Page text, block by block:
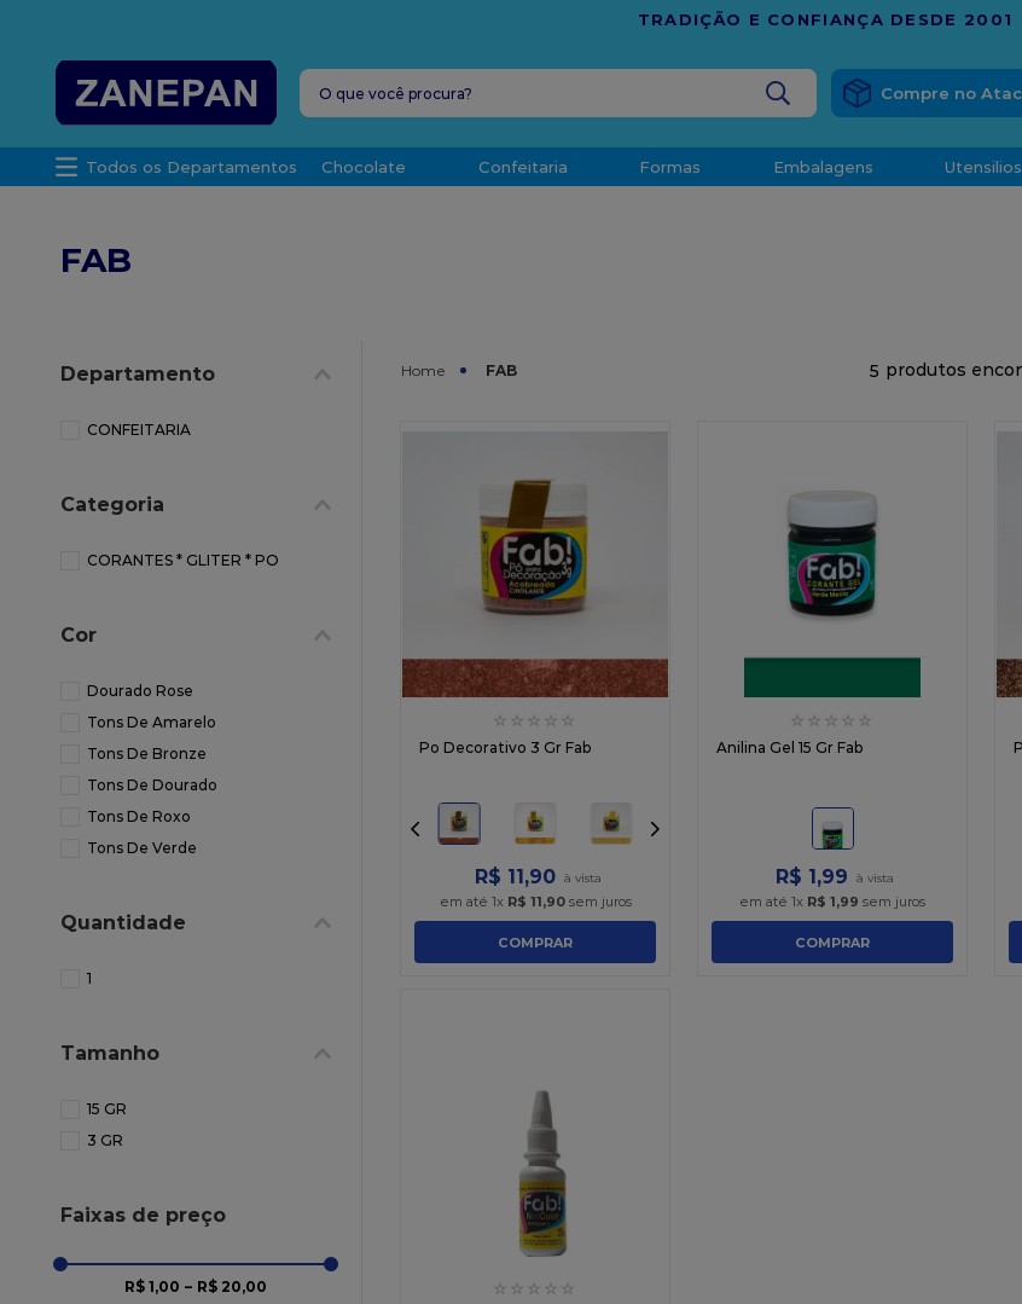
EM COMPRAS ACIMA DE R$ 1.000,00 PARA
O que você procura?
Todos os Departamentos Chocolate Confeitaria Formas Embalagens
FAB
Departamento
CONFEITARIA
Categoria
CORANTES * GLITER * PO
Cor
Dourado Rose
Tons De Amarelo
Tons De Bronze
Tons De Dourado
Tons De Roxo
Tons De Verde
Quantidade
1
Tamanho
15 GR
3 GR
Faixas de preço
R$ 1,00 – R$ 20,00
FAB 5
☆ ☆ ☆ ☆ ☆
Po Decorativo 3 Gr Fab
R$ 11 ,90
em até 1x R$ 11,90sem juros
COMPRAR
☆ ☆ ☆ ☆ ☆
Anilina Gel 15 Gr Fab
R$ 1 ,99
em até 1x R$ 1,99 sem juros
COMPRAR
☆ ☆ ☆ ☆ ☆
leite condensado
caixa kraft
chocolate